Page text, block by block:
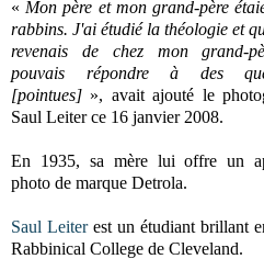
« Mon père et mon grand-père
rabbins. J'ai étudié la théologie et
revenais de chez mon grand-
pouvais répondre à des
[pointues] », avait ajouté le
Saul Leiter ce 16 janvier 2008.
En 1935, sa mère lui offre un
photo de marque Detrola.
Saul Leiterest un étudiant brillant
Rabbinical College de Cleveland.